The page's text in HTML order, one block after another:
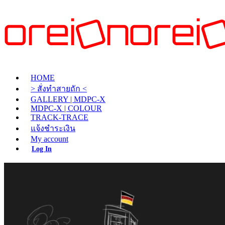
HOME
> สั่งทำสายถัก <
GALLERY | MDPC-X
MDPC-X | COLOUR
TRACK-TRACE
แจ้งชำระเงิน
My account
Log In